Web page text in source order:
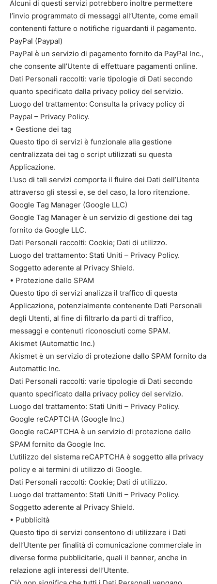
Alcuni di questi servizi potrebbero inoltre permettere
l’invio programmato di messaggi all’Utente, come email
contenenti fatture o notifiche riguardanti il pagamento.
PayPal (Paypal)
PayPal è un servizio di pagamento fornito da PayPal Inc.,
che consente all’Utente di effettuare pagamenti online.
Dati Personali raccolti: varie tipologie di Dati secondo
quanto specificato dalla privacy policy del servizio.
Luogo del trattamento: Consulta la privacy policy di
Paypal – Privacy Policy.
• Gestione dei tag
Questo tipo di servizi è funzionale alla gestione
centralizzata dei tag o script utilizzati su questa
Applicazione.
L’uso di tali servizi comporta il fluire dei Dati dell’Utente
attraverso gli stessi e, se del caso, la loro ritenzione.
Google Tag Manager (Google LLC)
Google Tag Manager è un servizio di gestione dei tag
fornito da Google LLC.
Dati Personali raccolti: Cookie; Dati di utilizzo.
Luogo del trattamento: Stati Uniti – Privacy Policy.
Soggetto aderente al Privacy Shield.
• Protezione dallo SPAM
Questo tipo di servizi analizza il traffico di questa
Applicazione, potenzialmente contenente Dati Personali
degli Utenti, al fine di filtrarlo da parti di traffico,
messaggi e contenuti riconosciuti come SPAM.
Akismet (Automattic Inc.)
Akismet è un servizio di protezione dallo SPAM fornito da
Automattic Inc.
Dati Personali raccolti: varie tipologie di Dati secondo
quanto specificato dalla privacy policy del servizio.
Luogo del trattamento: Stati Uniti – Privacy Policy.
Google reCAPTCHA (Google Inc.)
Google reCAPTCHA è un servizio di protezione dallo
SPAM fornito da Google Inc.
L’utilizzo del sistema reCAPTCHA è soggetto alla privacy
policy e ai termini di utilizzo di Google.
Dati Personali raccolti: Cookie; Dati di utilizzo.
Luogo del trattamento: Stati Uniti – Privacy Policy.
Soggetto aderente al Privacy Shield.
• Pubblicità
Questo tipo di servizi consentono di utilizzare i Dati
dell’Utente per finalità di comunicazione commerciale in
diverse forme pubblicitarie, quali il banner, anche in
relazione agli interessi dell’Utente.